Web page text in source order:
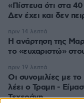
«Πίστευα ότι στα
Δεν έχει και δεν
Η ανάρτηση της
το «ευχαριστώ»
πριν 14 λεπτά
Οι συνομιλίες με το
λέει ο Τραμπ -
Τεχεράνη
πριν 19 λεπτά